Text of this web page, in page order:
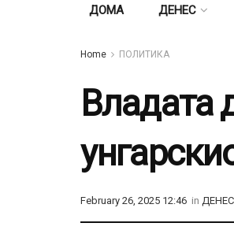
ДОМА ДЕНЕС
Home ПОЛИТИКА
Владата
February 26, 2025 12:46 in ДЕНЕС